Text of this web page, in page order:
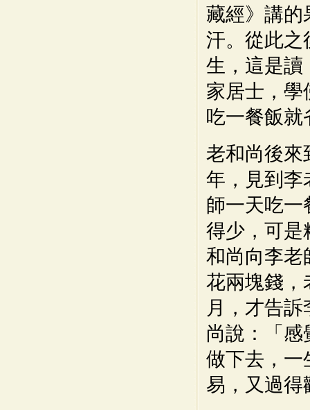
藏經》講的
汗。從此之
生，這是讀
家居士，學
吃一餐飯就
老和尚後來
年，見到李
師一天吃一
得少，可是
和尚向李老
花兩塊錢，
月，才告
尚說：「
做下去，一
易，又過得